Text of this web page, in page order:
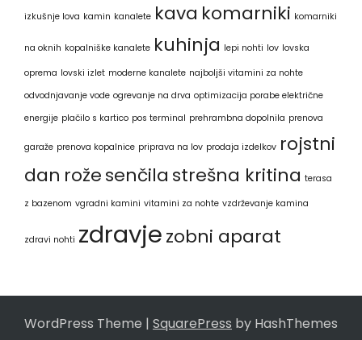
izkušnje lova kamin kanalete kava komarniki komarniki
na oknih kopalniške kanalete kuhinja lepi nohti lov lovska
oprema lovski izlet moderne kanalete najboljši vitamini za nohte
odvodnjavanje vode ogrevanje na drva optimizacija porabe električne
energije plačilo s kartico pos terminal prehrambna dopolnila prenova
garaže prenova kopalnice priprava na lov prodaja izdelkov rojstni
dan rožesenčila strešna kritina terasa
z bazenom vgradni kamini vitamini za nohte vzdrževanje kamina
zdravi nohti zdravjezobni aparat
WordPress Theme | SquarePress by HashThemes